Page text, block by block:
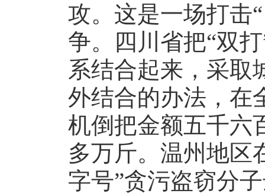
攻。这是一场打击
争。四川省把“双
系结合起来，采取
外结合的办法，在
机倒把金额五千六
多万斤。温州地区
字号”贪污盗窃分